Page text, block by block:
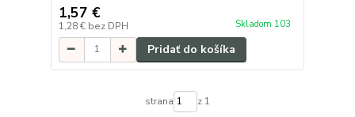
1,57 €
1,28 € bez DPH Skladom 103
Pridať do košíka
strana z 1